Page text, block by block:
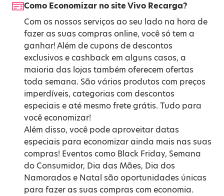
Como Economizar no site Vivo Recarga?
Com os nossos serviços ao seu lado na hora de
fazer as suas compras online, você só tem a
ganhar! Além de cupons de descontos
exclusivos e cashback em alguns casos, a
maioria das lojas também oferecem ofertas
toda semana. São vários produtos com preços
imperdíveis, categorias com descontos
especiais e até mesmo frete grátis. Tudo para
você economizar!
Além disso, você pode aproveitar datas
especiais para economizar ainda mais nas suas
compras! Eventos como Black Friday, Semana
do Consumidor, Dia das Mães, Dia dos
Namorados e Natal são oportunidades únicas
para fazer as suas compras com economia.